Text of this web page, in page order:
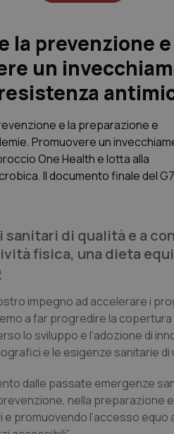
la prevenzione
un
sanitari di qualità e a
fisica, una dieta
impegno ad accelerare i
a far progredire la
lo sviluppo e l’adozione di
e le esigenze sanitarie di
dalle passate emergenze
nella preparazione
promuovendo l’accesso